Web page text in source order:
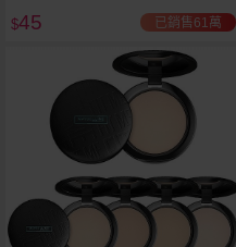
$45 已銷售61萬